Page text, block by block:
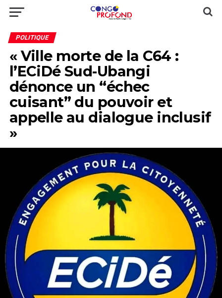
POLITIQUE
« Ville morte de la C64 :
l’ECiDé Sud-Ubangi
dénonce un “échec
cuisant” du pouvoir et
appelle au dialogue inclusif
»